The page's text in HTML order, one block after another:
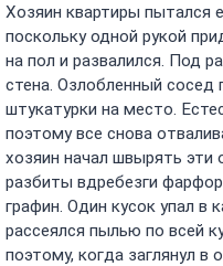
Хозяин квартиры пытался
поскольку одной рукой
на пол и развалился. Под
стена. Озлобленный сосед
штукатурки на место.
поэтому все снова
хозяин начал швырять эти
разбиты вдребезги
графин. Один кусок упал в
рассеялся пылью по всей
поэтому, когда заглянул в